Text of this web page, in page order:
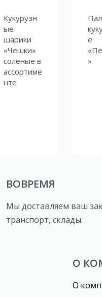
Кукурузн
ые
шарики
«Чешки»
соленые в
ассортиме
нте
е
»
ВОВРЕМЯ
Мы доставляем ваш
транспорт, склады.
О
О